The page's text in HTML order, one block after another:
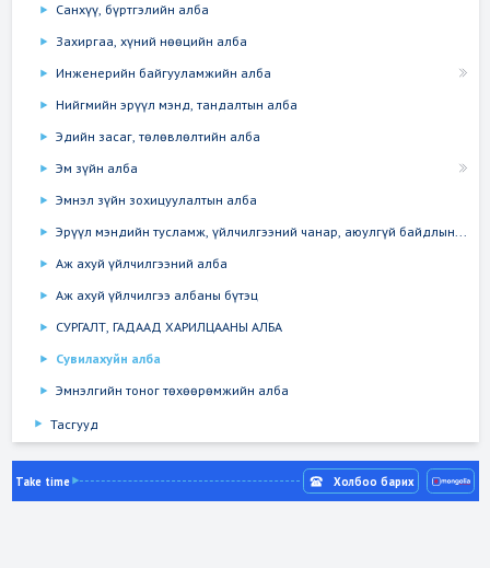
Санхүү, бүртгэлийн алба
Захиргаа, хүний нөөцийн алба
Инженерийн байгууламжийн алба
Нийгмийн эрүүл мэнд, тандалтын алба
Эдийн засаг, төлөвлөлтийн алба
Эм зүйн алба
Эмнэл зүйн зохицуулалтын алба
Эрүүл мэндийн тусламж, үйлчилгээний чанар, аюулгүй байдлын...
Аж ахуй үйлчилгээний алба
Аж ахуй үйлчилгээ албаны бүтэц
СУРГАЛТ, ГАДААД ХАРИЛЦААНЫ АЛБА
Сувилахуйн алба
Эмнэлгийн тоног төхөөрөмжийн алба
Тасгууд
Take time Холбоо барих